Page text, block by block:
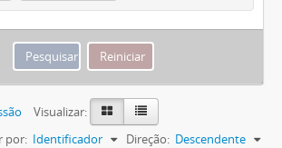
Visualizar:
por: Identificador Direção: Descendente